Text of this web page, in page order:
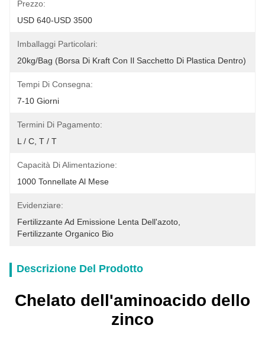
Prezzo:
USD 640-USD 3500
Imballaggi Particolari:
20kg/bag (borsa Di Kraft Con Il Sacchetto Di Plastica Dentro)
Tempi Di Consegna:
7-10 Giorni
Termini Di Pagamento:
L / C, T / T
Capacità Di Alimentazione:
1000 Tonnellate Al Mese
Evidenziare:
Fertilizzante Ad Emissione Lenta Dell'azoto
Fertilizzante Organico Bio
Descrizione Del Prodotto
Chelato dell'aminoacido dello
zinco